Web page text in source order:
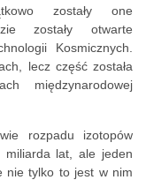
zostały one
zostały otwarte
Kosmicznych.
lecz część została
międzynarodowej
rozpadu izotopów
miliarda lat, ale jeden
nie tylko to jest w nim